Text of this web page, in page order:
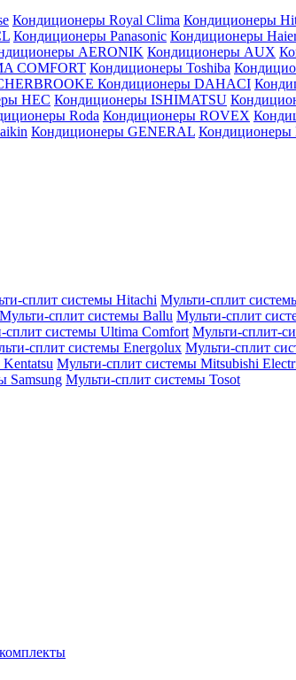
Кондиционеры Royal Clima Кондиционеры
Кондиционеры Panasonic Кондиционеры
AERONIK Кондиционеры AUX
COMFORT Кондиционеры Toshiba
Кондиционеры DAHACI
HEC Кондиционеры ISHIMATSU
Roda Кондиционеры ROVEX
Кондиционеры GENERAL Кондиционеры
сплит системы Hitachi Мульти-сплит
Мульти-сплит системы Ballu Мульти-сплит
сплит системы Ultima Comfort Мульти-сплит-
сплит системы Energolux Мульти-сплит
Мульти-сплит системы Mitsubishi
Samsung Мульти-сплит системы Tosot